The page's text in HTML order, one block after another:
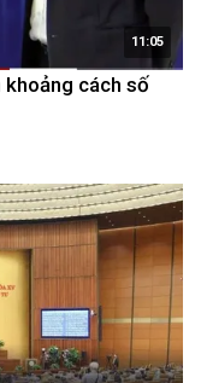
11:05
khoảng cách số